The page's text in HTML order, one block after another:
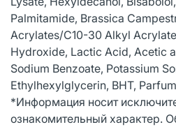
Palmitamide, Brassica
Acrylates/C10-30 Alkyl
Hydroxide, Lactic Acid, Acetic
Sodium Benzoate, Potassium
Ethylhexylglycerin, ВНТ,
*Информация носит
ознакомительный характер.